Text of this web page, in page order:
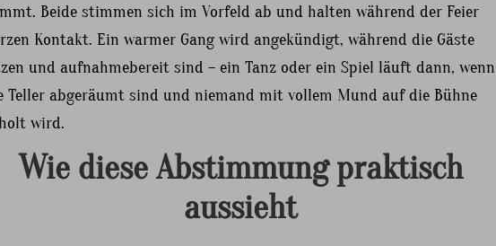
Beide stimmen sich im Vorfeld ab und halten während der Feier
Kontakt. Ein warmer Gang wird angekündigt, während die Gäste
und aufnahmebereit sind – ein Tanz oder ein Spiel läuft dann, wenn
Teller abgeräumt sind und niemand mit vollem Mund auf die Bühne
wird.
Wie diese Abstimmung praktisch
aussieht